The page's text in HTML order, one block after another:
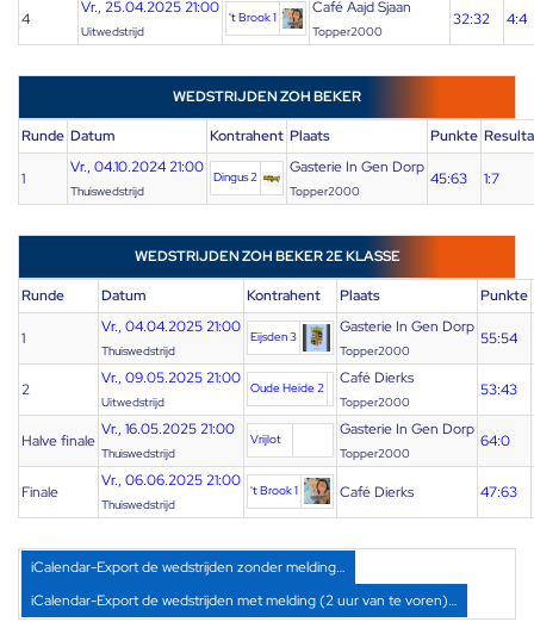
4
Vr., 25.04.2025 21:00
Uitwedstrijd
't Brook 1
Café Aajd Sjaan
Topper2000
32:32 4:4
WEDSTRIJDEN ZOH BEKER
Runde Datum Kontrahent Plaats Punkte
1
Vr., 04.10.2024 21:00
Thuiswedstrijd
Dingus 2
Gasterie In Gen Dorp
Topper2000
45:63 1:7
WEDSTRIJDEN ZOH BEKER 2E KLASSE
Runde Datum Kontrahent Plaats Punkte
1
Vr., 04.04.2025 21:00
Thuiswedstrijd
Eijsden 3
Gasterie In Gen Dorp
Topper2000
55:54
2
Vr., 09.05.2025 21:00
Uitwedstrijd
Oude Heide 2
Café Dierks
Topper2000
53:43
Halve finale
Vr., 16.05.2025 21:00
Thuiswedstrijd
Vrijlot
Gasterie In Gen Dorp
Topper2000
64:0
Finale
Vr., 06.06.2025 21:00
Thuiswedstrijd
't Brook 1 Café Dierks 47:63
iCalendar-Export de wedstrijden zonder melding…
iCalendar-Export de wedstrijden met melding (2 uur van te voren)…